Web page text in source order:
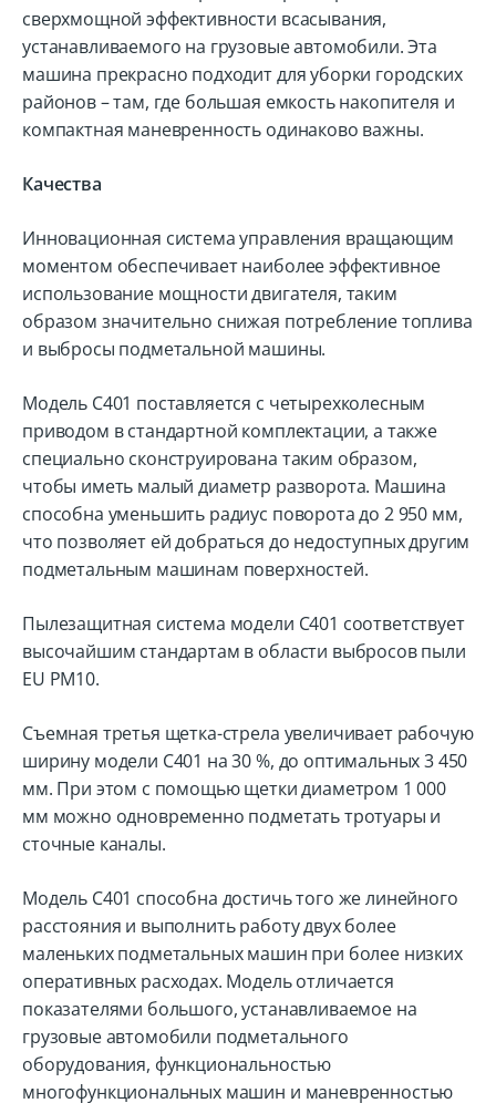
сверхмощной эффективности всасывания,
устанавливаемого на грузовые автомобили. Эта
машина прекрасно подходит для уборки городских
районов – там, где большая емкость накопителя и
компактная маневренность одинаково важны.
Качества
Инновационная система управления вращающим
моментом обеспечивает наиболее эффективное
использование мощности двигателя, таким
образом значительно снижая потребление топлива
и выбросы подметальной машины.
Модель C401 поставляется с четырехколесным
приводом в стандартной комплектации, а также
специально сконструирована таким образом,
чтобы иметь малый диаметр разворота. Машина
способна уменьшить радиус поворота до 2 950 мм,
что позволяет ей добраться до недоступных другим
подметальным машинам поверхностей.
Пылезащитная система модели C401 соответствует
высочайшим стандартам в области выбросов пыли
EU PM10.
Съемная третья щетка-стрела увеличивает рабочую
ширину модели C401 на 30 %, до оптимальных 3 450
мм. При этом с помощью щетки диаметром 1 000
мм можно одновременно подметать тротуары и
сточные каналы.
Модель C401 способна достичь того же линейного
расстояния и выполнить работу двух более
маленьких подметальных машин при более низких
оперативных расходах. Модель отличается
показателями большого, устанавливаемое на
грузовые автомобили подметального
оборудования, функциональностью
многофункциональных машин и маневренностью